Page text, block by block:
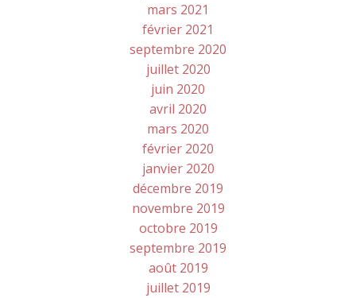
mars 2021
février 2021
septembre 2020
juillet 2020
juin 2020
avril 2020
mars 2020
février 2020
janvier 2020
décembre 2019
novembre 2019
octobre 2019
septembre 2019
août 2019
juillet 2019